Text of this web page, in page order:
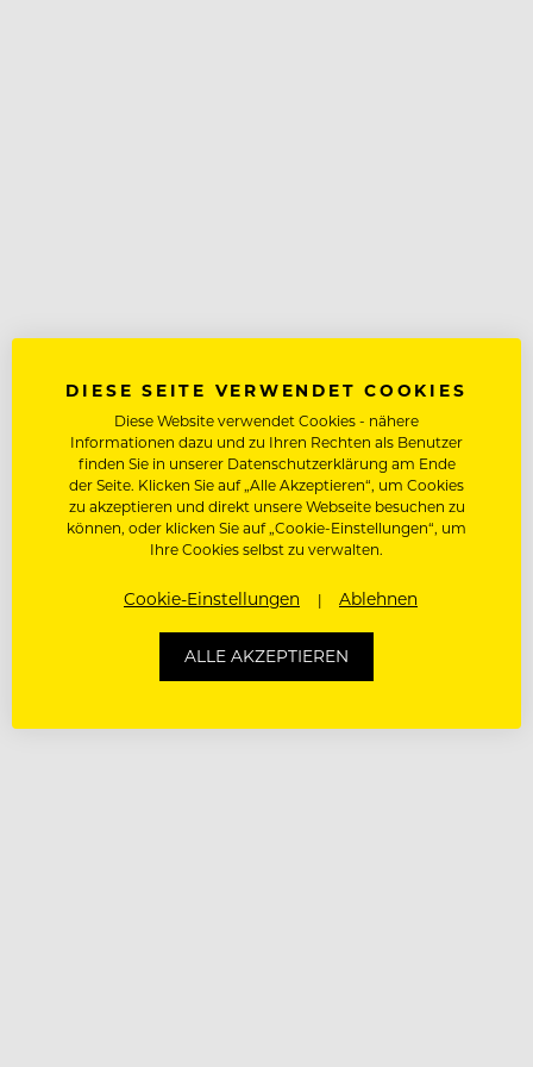
DIESE SEITE VERWENDET COOKIES
Diese Website verwendet Cookies - nähere
Informationen dazu und zu Ihren Rechten als Benutzer
finden Sie in unserer Datenschutzerklärung am Ende
der Seite. Klicken Sie auf „Alle Akzeptieren“, um Cookies
zu akzeptieren und direkt unsere Webseite besuchen zu
können, oder klicken Sie auf „Cookie-Einstellungen“, um
Ihre Cookies selbst zu verwalten.
Cookie-Einstellungen Ablehnen
ALLE AKZEPTIEREN